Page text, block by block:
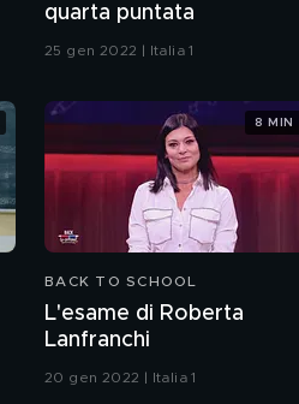
quarta puntata
25 gen 2022 | Italia 1
BACK TO SCHOOL
L'esame di Roberta
Lanfranchi
20 gen 2022 | Italia 1
8 MIN